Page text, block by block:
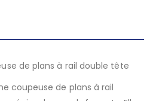
de plans à rail double tête
coupeuse de plans à rail